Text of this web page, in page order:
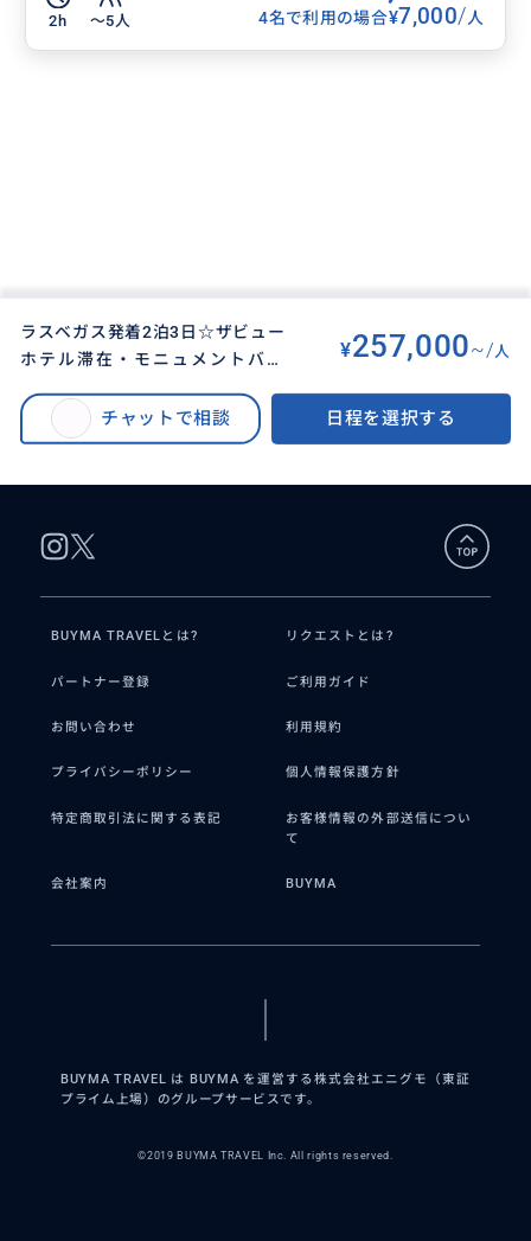
2h 〜5人
4名で利用の場合¥7,000/人
ラスベガス発着2泊3日☆ザビュー
ホテル滞在・モニュメントバレ
日鑑賞☆アンテロープキャニオン
☆ホースシューベンド☆セドナ
¥257,000~/ 人
チャットで相談 日程を選択する
ラスベガス発着2泊3日☆ザビューホテル滞在・モニュメントバレー・グラン
ドキャニオンで夕日朝日鑑賞☆アンテロープキャニオン☆ホースシューベン
ド☆セドナ（安心の運転手2名体制・５名様まで）
BUYMA TRAVELとは? リクエストとは?
パートナー登録 ご利用ガイド
お問い合わせ 利用規約
プライバシーポリシー 個人情報保護方針
特定商取引法に関する表記
お客様情報の外部送信につい
て
会社案内 BUYMA
BUYMA TRAVEL は BUYMA を運営する株式会社エニグモ（東証
プライム上場）のグループサービスです。
©2019 BUYMA TRAVEL Inc. All rights reserved.